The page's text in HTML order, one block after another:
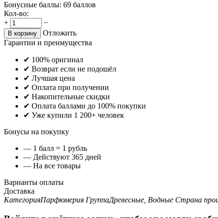
Бонусные баллы: 69 баллов
Кол-во:
+
−
В корзину
Отложить
Гарантии и преимущества
✔ 100% оригинал
✔ Возврат если не подошёл
✔ Лучшая цена
✔ Оплата при получении
✔ Накопительные скидки
✔ Оплата баллами до 100% покупки
✔ Уже купили 1 200+ человек
Бонусы на покупку
— 1 балл = 1 рубль
— Действуют 365 дней
— На все товары
Варианты оплаты
Доставка
КатегорияПарфюмерия ГруппаДревесные, Водные Страна